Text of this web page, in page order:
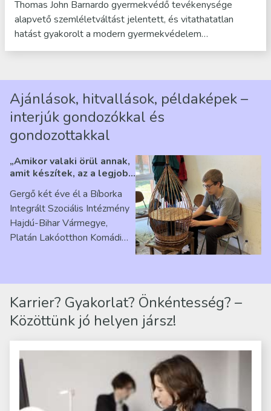
Thomas John Barnardo gyermekvédő tevékenysége
alapvető szemléletváltást jelentett, és vitathatatlan
hatást gyakorolt a modern gyermekvédelem…
Ajánlások, hitvallások, példaképek –
interjúk gondozókkal és
gondozottakkal
„Amikor valaki örül annak,
amit készítek, az a legjobb
Ribárszky Gergő ellátottal
Gergő két éve él a Bíborka
Integrált Szociális Intézmény
Hajdú-Bihar Vármegye,
Platán Lakóotthon Komádi
Karrier? Gyakorlat? Önkéntesség? –
Közöttünk jó helyen jársz!